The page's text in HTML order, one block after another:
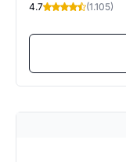
4.7 (1.105)